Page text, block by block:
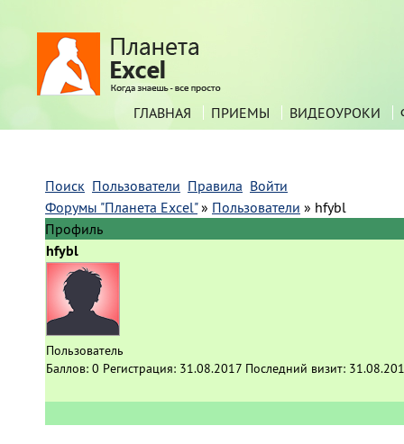
ГЛАВНАЯ ПРИЕМЫ ВИДЕОУРОКИ
Поиск Пользователи Правила Войти
Форумы "Планета Excel" » Пользователи » hfybl
Профиль
hfybl
Пользователь
Баллов: 0 Регистрация: 31.08.2017 Последний визит: